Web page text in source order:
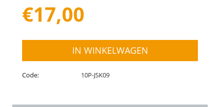
€17,00
IN WINKELWAGEN
Code: 10P-JSK09